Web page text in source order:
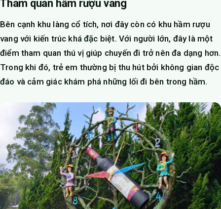
Tham quan hầm rượu vang
Bên cạnh khu làng cổ tích, nơi đây còn có khu hầm rượu
vang với kiến trúc khá đặc biệt. Với người lớn, đây là một
điểm tham quan thú vị giúp chuyến đi trở nên đa dạng hơn.
Trong khi đó, trẻ em thường bị thu hút bởi không gian độc
đáo và cảm giác khám phá những lối đi bên trong hầm.